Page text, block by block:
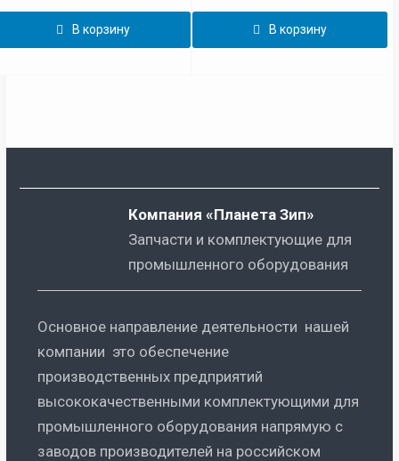
В корзину В корзину
Компания «Планета Зип»
Запчасти и комплектующие для
промышленного оборудования
Основное направление деятельности нашей
компании это обеспечение
производственных предприятий
высококачественными комплектующими для
промышленного оборудования напрямую с
заводов производителей на российском